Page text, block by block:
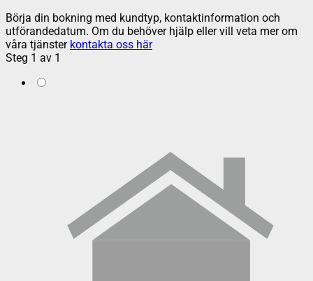
Börja din bokning med kundtyp, kontaktinformation och
utförandedatum. Om du behöver hjälp eller vill veta mer om
våra tjänster kontakta oss här
Steg 1 av 1